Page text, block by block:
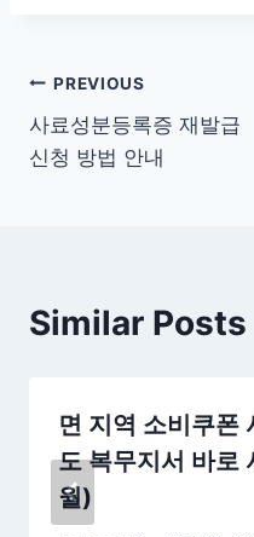
글
탐
PREVIOUS
사료성분등록증 재발급
신청 방법 안내
Similar Posts
면 지역 소비쿠폰
도 복무지서 바
월)